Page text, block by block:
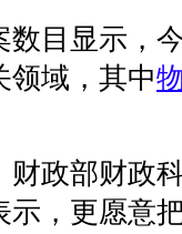
数目显示，
领域，其中
财政部财政
，更愿意